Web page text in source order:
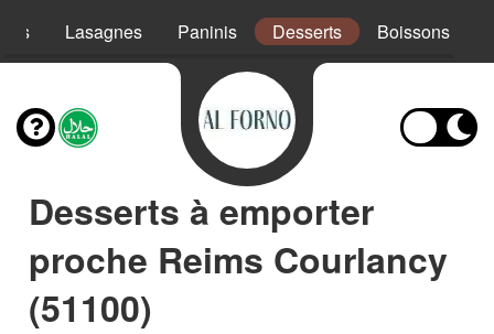
Lasagnes Paninis Desserts Boissons
Desserts à emporter
proche Reims Courlancy
(51100)